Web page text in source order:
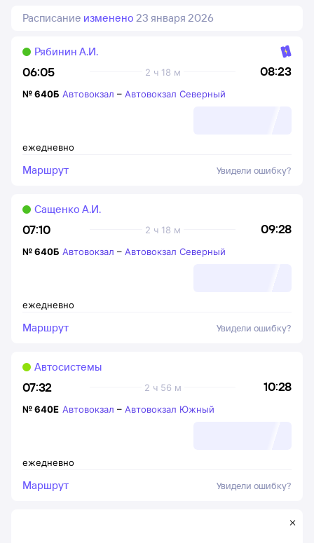
Расписание изменено 23 января 2026
06:05 08:23
2 ч 18 м
Рябинин А.И.
ежедневно
№640Б Автовокзал – Автовокзал Северный
Маршрут Увидели ошибку?
07:10 09:28
2 ч 18 м
Сащенко А.И.
ежедневно
№640Б Автовокзал – Автовокзал Северный
Маршрут Увидели ошибку?
07:32 10:28
2 ч 56 м
Автосистемы
ежедневно
№640Е Автовокзал – Автовокзал Южный
Маршрут Увидели ошибку?